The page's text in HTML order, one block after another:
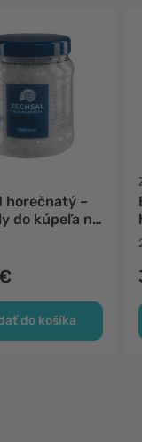
horečnatý –
do kúpeľa na
do košíka